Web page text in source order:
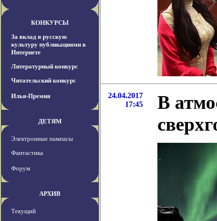
КОНКУРСЫ
За вклад в русскую
культуру публикациями в
Интернете
Литературный конкурс
Читательский конкурс
Илья-Премия
ДЕТЯМ
Электронные пампасы
Фантастика
Форум
АРХИВ
Текущий
24.04.2017
17:45
В